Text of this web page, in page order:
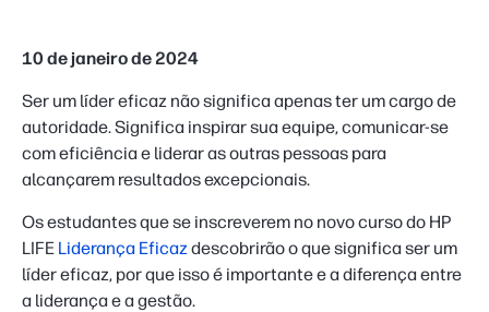
10 de janeiro de 2024
Ser um líder eficaz não significa apenas ter um cargo de
autoridade. Significa inspirar sua equipe, comunicar-se
com eficiência e liderar as outras pessoas para
alcançarem resultados excepcionais.
Os estudantes que se inscreverem no novo curso do HP
LIFE Liderança Eficaz descobrirão o que significa ser um
líder eficaz, por que isso é importante e a diferença entre
a liderança e a gestão.